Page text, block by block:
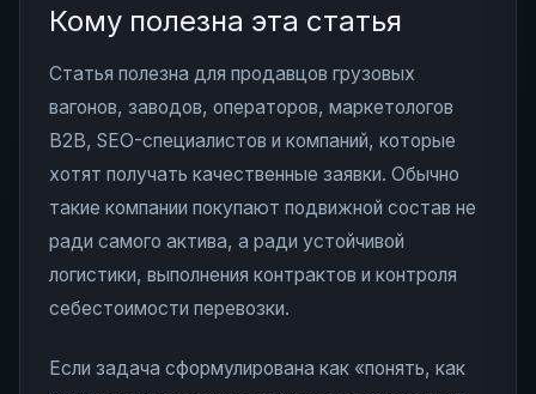
Кому полезна эта статья
Статья полезна для продавцов грузовых
вагонов, заводов, операторов, маркетологов
B2B, SEO-специалистов и компаний, которые
хотят получать качественные заявки. Обычно
такие компании покупают подвижной состав не
ради самого актива, а ради устойчивой
логистики, выполнения контрактов и контроля
себестоимости перевозки.
Если задача сформулирована как «понять, как